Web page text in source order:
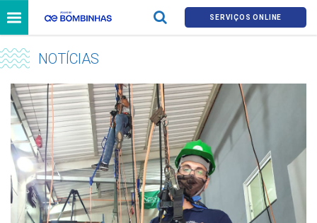
SERVIÇOS ONLINE
NOTÍCIAS